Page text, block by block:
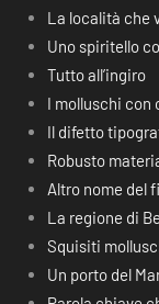
La località che
Uno spiritello
Tutto all’ingiro
I molluschi con
Il difetto
Robusto
Altro nome del
La regione di
Squisiti
Un porto del